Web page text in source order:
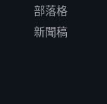
部落格
新聞稿